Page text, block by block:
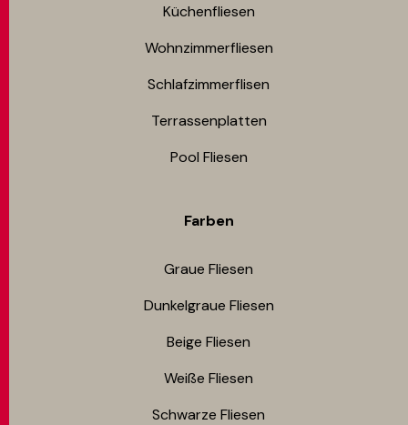
Küchenfliesen
Wohnzimmerfliesen
Schlafzimmerflisen
Terrassenplatten
Pool Fliesen
Farben
Graue Fliesen
Dunkelgraue Fliesen
Beige Fliesen
Weiße Fliesen
Schwarze Fliesen